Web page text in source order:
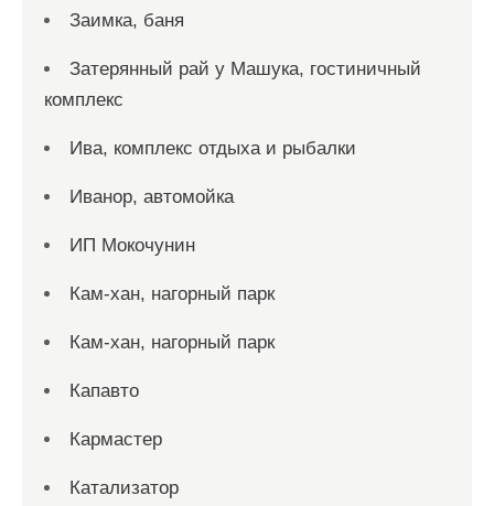
Заимка, баня
Затерянный рай у Машука, гостиничный
комплекс
Ива, комплекс отдыха и рыбалки
Иванор, автомойка
ИП Мокочунин
Кам-хан, нагорный парк
Кам-хан, нагорный парк
Капавто
Кармастер
Катализатор